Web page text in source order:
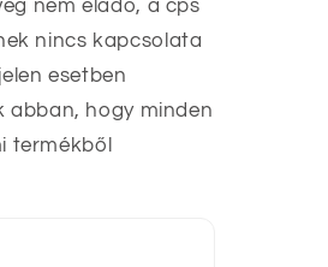
nem eladó, a cps
nincs kapcsolata
esetben
abban, hogy minden
termékből